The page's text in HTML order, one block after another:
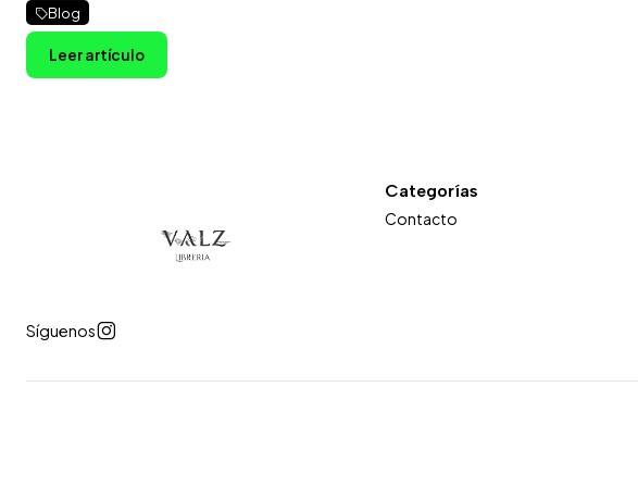
Blog
Leer artículo
Síguenos
Categorías
Contacto